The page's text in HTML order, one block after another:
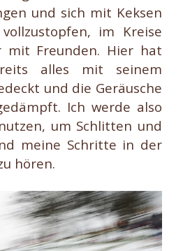
und sich mit Keksen
im Kreise
mit Freunden. Hier hat
alles mit seinem
und die Geräusche
Ich werde also
um Schlitten und
meine Schritte in der
hören.